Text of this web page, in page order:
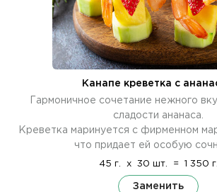
Канапе креветка с
Гармоничное сочетание нежного
сладости ананаса.
Креветка маринуется с фирменном
что придает ей особую
45 г. x 30 шт. = 1 350 г.
Заменить